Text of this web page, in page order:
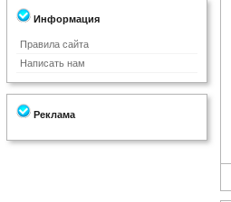
Информация
Правила сайта
Написать нам
Реклама